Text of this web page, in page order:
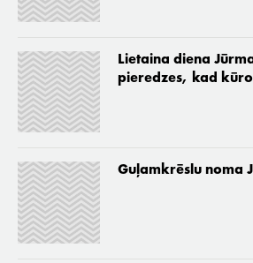
Lietaina diena
pieredzes, kad
Guļamkrēslu noma